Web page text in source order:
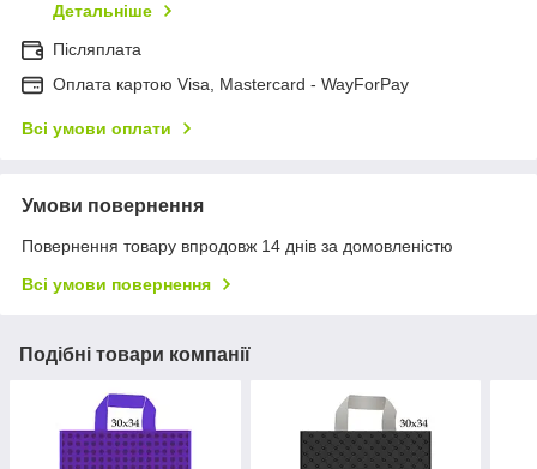
Детальніше
Післяплата
Оплата картою Visa, Mastercard - WayForPay
Всі умови оплати
Умови повернення
Повернення товару впродовж 14 днів за домовленістю
Всі умови повернення
Подібні товари компанії